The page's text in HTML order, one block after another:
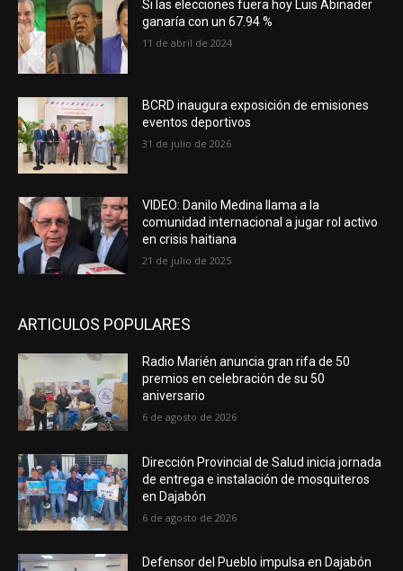
Si las elecciones fuera hoy Luis Abinader
ganaría con un 67.94 %
11 de abril de 2024
BCRD inaugura exposición de emisiones
eventos deportivos
31 de julio de 2026
VIDEO: Danilo Medina llama a la
comunidad internacional a jugar rol activo
en crisis haitiana
21 de julio de 2025
ARTICULOS POPULARES
Radio Marién anuncia gran rifa de 50
premios en celebración de su 50
aniversario
6 de agosto de 2026
Dirección Provincial de Salud inicia jornada
de entrega e instalación de mosquiteros
en Dajabón
6 de agosto de 2026
Defensor del Pueblo impulsa en Dajabón